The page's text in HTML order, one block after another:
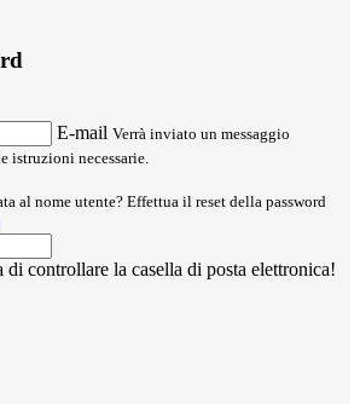
E-mail Verrà inviato un messaggio
istruzioni necessarie.
al nome utente? Effettua il reset della password
controllare la casella di posta elettronica!